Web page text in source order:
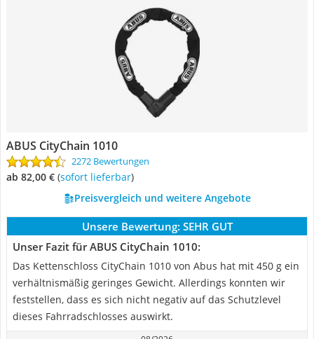
ABUS CityChain 1010
2272 Bewertungen
ab 82,00 € ( Sofort lieferbar)
Preisvergleich und weitere Angebote
Unsere Bewertung: SEHR GUT
Unser Fazit für ABUS CityChain 1010:
Das Kettenschloss CityChain 1010 von Abus hat mit 450 g ein
verhältnismäßig geringes Gewicht. Allerdings konnten wir
feststellen, dass es sich nicht negativ auf das Schutzlevel
dieses Fahrradschlosses auswirkt.